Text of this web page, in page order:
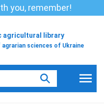
you, remember!
agricultural library
sciences of Ukraine